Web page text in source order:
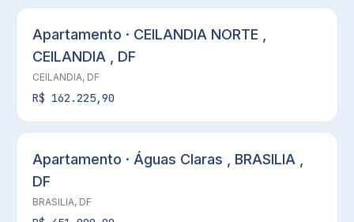
Apartamento · CEILANDIA NORTE ,
CEILANDIA , DF
CEILANDIA, DF
R$ 162.225,90
Apartamento · Águas Claras , BRASILIA ,
DF
BRASILIA, DF